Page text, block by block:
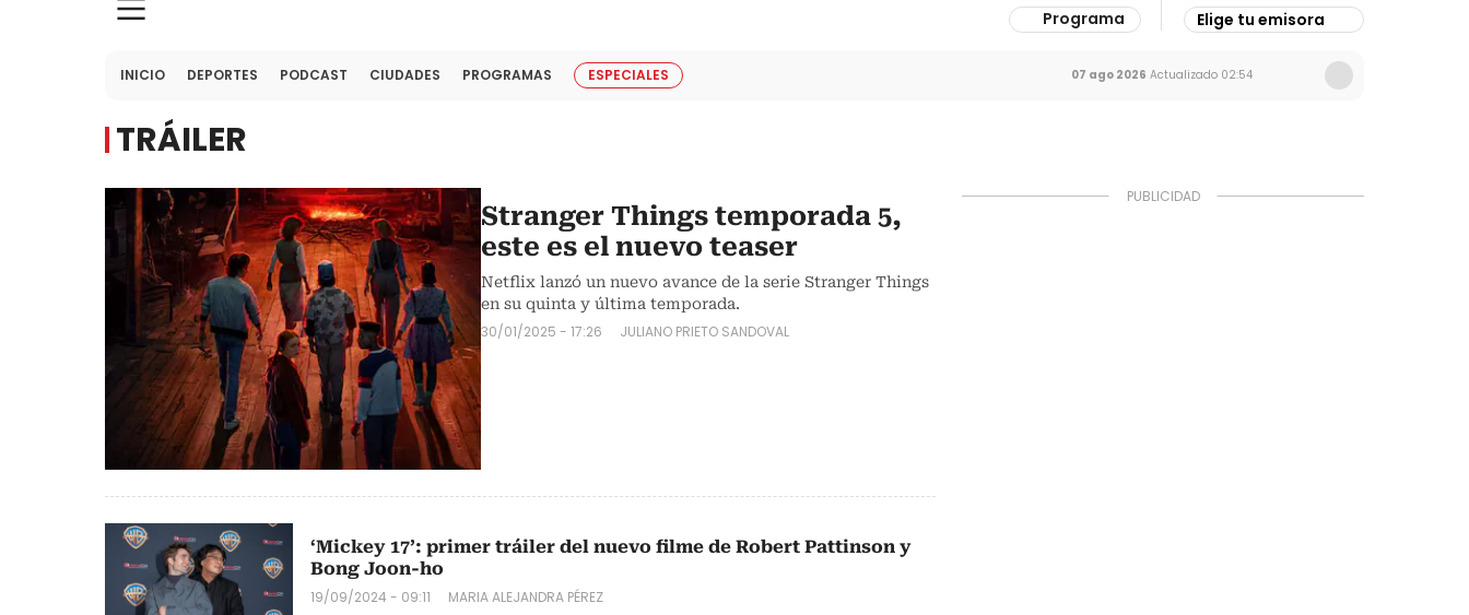
Programa Elige tu emisora
INICIO DEPORTES PODCAST CIUDADES PROGRAMAS ESPECIALES 07 ago 2026 Actualizado 02:54
TRÁILER
Stranger Things temporada 5,
este es el nuevo teaser
Netflix lanzó un nuevo avance de la serie Stranger Things
en su quinta y última temporada.
30/01/2025 - 17:26 JULIANO PRIETO SANDOVAL
‘Mickey 17’: primer tráiler del nuevo filme de Robert Pattinson y
Bong Joon-ho
19/09/2024 - 09:11 MARIA ALEJANDRA PÉREZ